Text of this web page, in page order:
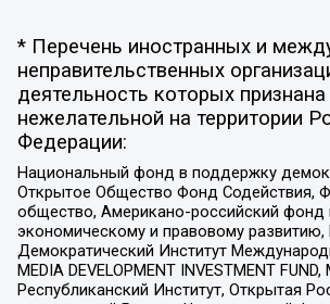
* Перечень иностранных и
неправительственных
деятельность которых признана
нежелательной на территории
Федерации:
Национальный фонд в поддержку
Открытое Общество Фонд Содействия,
общество, Американо-российский фонд
экономическому и правовому
Демократический Институт
MEDIA DEVELOPMENT INVESTMENT
Республиканский Институт, Открытая